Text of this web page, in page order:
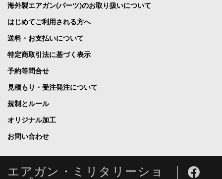
海外製エアガン(パーツ)のお取り扱いについて
はじめてご利用される方へ
送料・お支払いについて
特定商取引法に基づく表示
予約等問合せ
見積もり・受注発注について
規制とルール
オリジナル加工
お問い合わせ
エアガン・ミリタリーショ